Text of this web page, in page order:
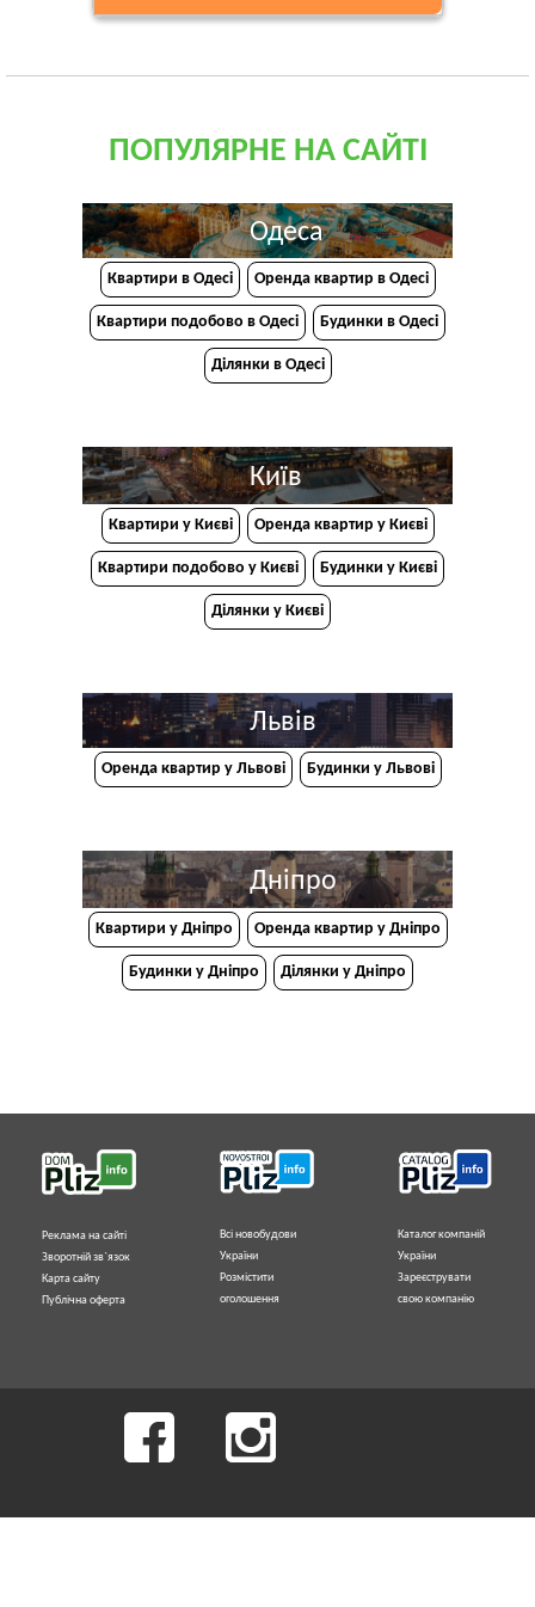
ПОПУЛЯРНЕ НА САЙТІ
Одеса
Квартири в Одесі Оренда квартир в Одесі
Квартири подобово в Одесі Будинки в Одесі
Ділянки в Одесі
Київ
Квартири у Києві Оренда квартир у Києві
Квартири подобово у Києві Будинки у Києві
Ділянки у Києві
Львів
Оренда квартир у Львові Будинки у Львові
Дніпро
Квартири у Дніпрo Оренда квартир у Дніпро
Будинки у Дніпро Ділянки у Дніпро
Реклама на сайті
Зворотній зв`язок
Карта сайту
Публічна оферта
Всі новобудови
України
Розмістити
оголошення
Каталог компаній
України
Зареєструвати
свою компанію